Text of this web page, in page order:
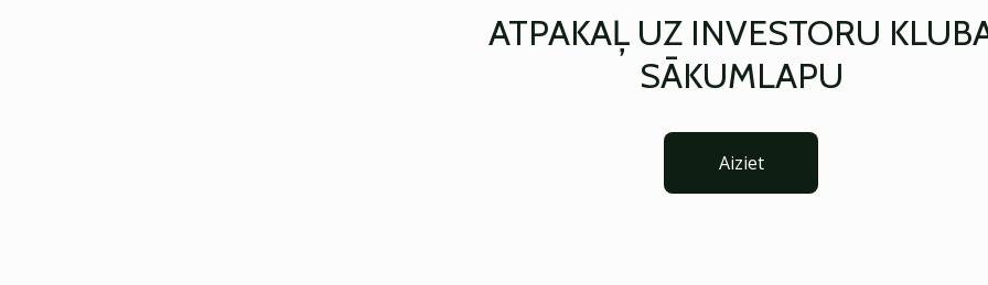
ATPAKAĻ UZ INVESTORU
SĀKUMLAPU
Aiziet